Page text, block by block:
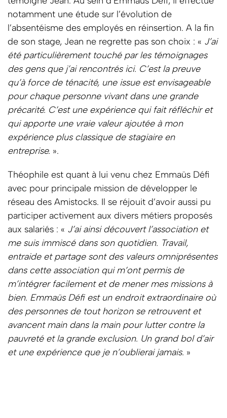
notamment une étude sur l’évolution de
l’absentéisme des employés en réinsertion. A la fin
de son stage, Jean ne regrette pas son choix : « J’ai
été particulièrement touché par les témoignages
des gens que j’ai rencontrés ici. C’est la preuve
qu’à force de ténacité, une issue est envisageable
pour chaque personne vivant dans une grande
précarité. C’est une expérience qui fait réfléchir et
qui apporte une vraie valeur ajoutée à mon
expérience plus classique de stagiaire en
entreprise. ».
Théophile est quant à lui venu chez Emmaüs Défi
avec pour principale mission de développer le
réseau des Amistocks. Il se réjouit d’avoir aussi pu
participer activement aux divers métiers proposés
aux salariés : « J’ai ainsi découvert l’association et
me suis immiscé dans son quotidien. Travail,
entraide et partage sont des valeurs omniprésentes
dans cette association qui m’ont permis de
m’intégrer facilement et de mener mes missions à
bien. Emmaüs Défi est un endroit extraordinaire où
des personnes de tout horizon se retrouvent et
avancent main dans la main pour lutter contre la
pauvreté et la grande exclusion. Un grand bol d’air
et une expérience que je n’oublierai jamais. »